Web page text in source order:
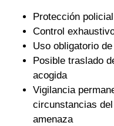
Protección
Control
Uso obligatorio
Posible traslado
acogida
Vigilancia
circunstancias
amenaza